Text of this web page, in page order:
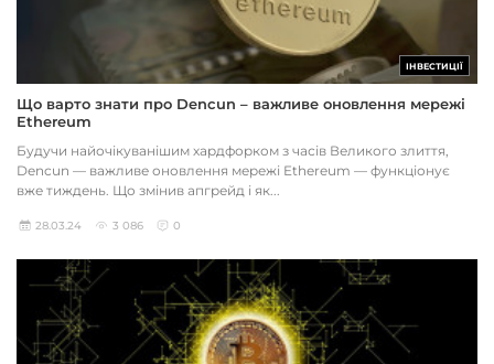
ІНВЕСТИЦІЇ
Що варто знати про Dencun – важливе оновлення мережі
Ethereum
Будучи найочікуванішим хардфорком з часів Великого злиття,
Dencun — важливе оновлення мережі Ethereum — функціонує
вже тиждень. Що змінив апгрейд і як...
28.03.24 3 086 0